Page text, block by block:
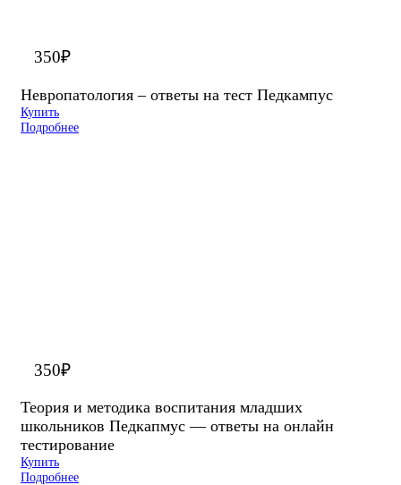
350₽
Невропатология – ответы на тест Педкампус
Купить
Подробнее
350₽
Теория и методика воспитания младших
школьников Педкапмус — ответы на онлайн
тестирование
Купить
Подробнее